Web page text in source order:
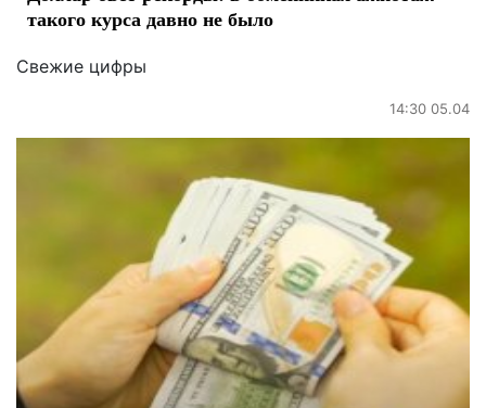
такого курса давно не было
Свежие цифры
14:30 05.04